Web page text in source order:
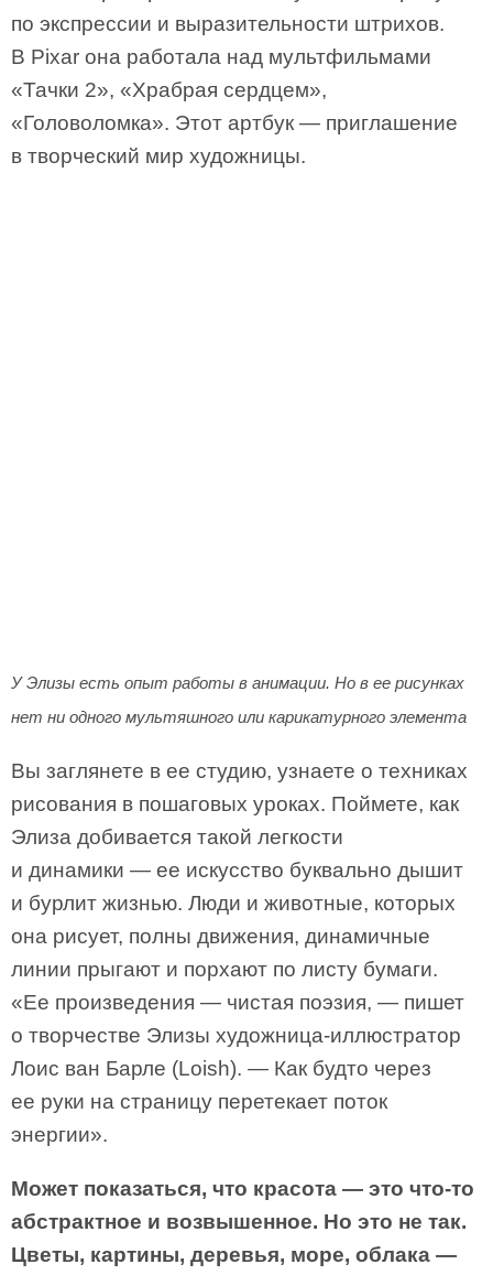
по экспрессии и выразительности штрихов.
В Pixar она работала над мультфильмами
«Тачки 2», «Храбрая сердцем»,
«Головоломка». Этот артбук — приглашение
в творческий мир художницы.
У Элизы есть опыт работы в анимации. Но в ее рисунках
нет ни одного мультяшного или карикатурного элемента
Вы заглянете в ее студию, узнаете о техниках
рисования в пошаговых уроках. Поймете, как
Элиза добивается такой легкости
и динамики — ее искусство буквально дышит
и бурлит жизнью. Люди и животные, которых
она рисует, полны движения, динамичные
линии прыгают и порхают по листу бумаги.
«Ее произведения — чистая поэзия, — пишет
о творчестве Элизы художница-иллюстратор
Лоис ван Барле (Loish). — Как будто через
ее руки на страницу перетекает поток
энергии».
Может показаться, что красота — это что-то
абстрактное и возвышенное. Но это не так.
Цветы, картины, деревья, море, облака —